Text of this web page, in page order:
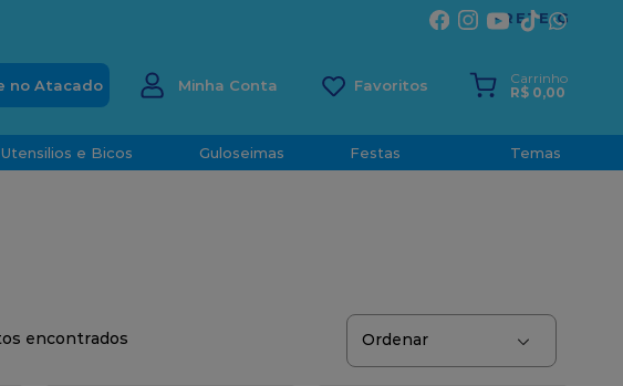
Minha Conta
Carrinho
R$ 0,00
Utensilios e Bicos Guloseimas Festas Temas